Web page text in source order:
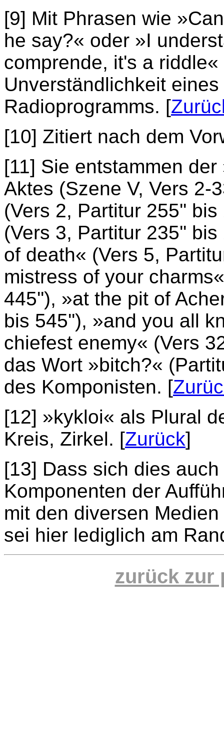
[9] Mit Phrasen wie
he say?« oder »I
comprende, it's a
Unverständlichkeit
Radioprogramms. [
[10] Zitiert nach dem
[11] Sie entstammen
Aktes (Szene V, Vers 2-
(Vers 2, Partitur 255''
(Vers 3, Partitur 235''
of death« (Vers 5,
mistress of your
445''), »at the pit of
bis 545''), »and you all
chiefest enemy« (Vers
das Wort »bitch?«
des Komponisten. [
[12] »kykloi« als Plural
Kreis, Zirkel. [Zurück]
[13] Dass sich dies
Komponenten der
mit den diversen
sei hier lediglich am
zurück zur